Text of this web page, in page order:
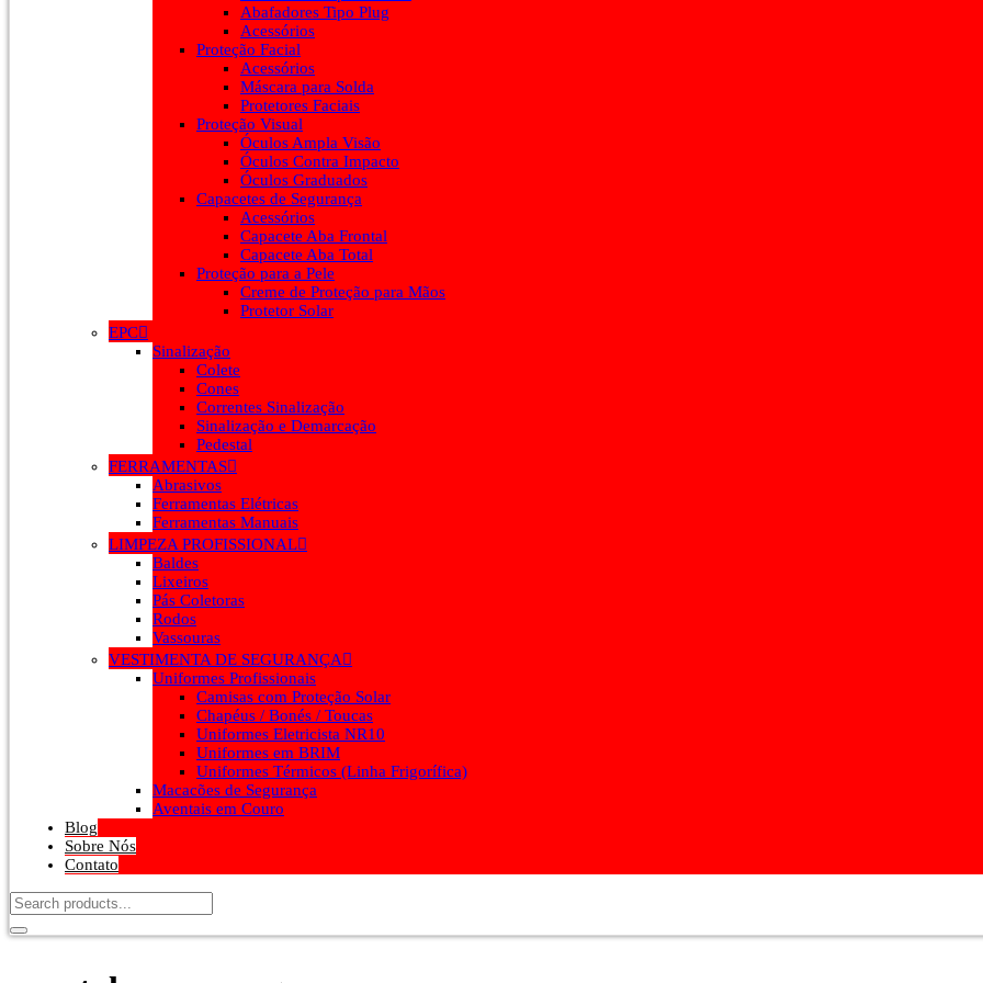
Abafadores Tipo Plug
Acessórios
Proteção Facial
Acessórios
Máscara para Solda
Protetores Faciais
Proteção Visual
Óculos Ampla Visão
Óculos Contra Impacto
Óculos Graduados
Capacetes de Segurança
Acessórios
Capacete Aba Frontal
Capacete Aba Total
Proteção para a Pele
Creme de Proteção para Mãos
Protetor Solar
EPC
Sinalização
Colete
Cones
Correntes Sinalização
Sinalização e Demarcação
Pedestal
FERRAMENTAS
Abrasivos
Ferramentas Elétricas
Ferramentas Manuais
LIMPEZA PROFISSIONAL
Baldes
Lixeiros
Pás Coletoras
Rodos
Vassouras
VESTIMENTA DE SEGURANÇA
Uniformes Profissionais
Camisas com Proteção Solar
Chapéus / Bonés / Toucas
Uniformes Eletricista NR10
Uniformes em BRIM
Uniformes Térmicos (Linha Frigorífica)
Macacões de Segurança
Aventais em Couro
Blog
Sobre Nós
Contato